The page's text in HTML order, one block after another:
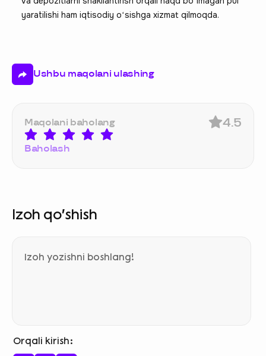
yaratilishi ham iqtisodiy oʻsishga xizmat qilmoqda.
Ushbu maqolani ulashing
Maqolani baholang
Baholash
4.5
Izoh qo‘shish
Orqali kirish